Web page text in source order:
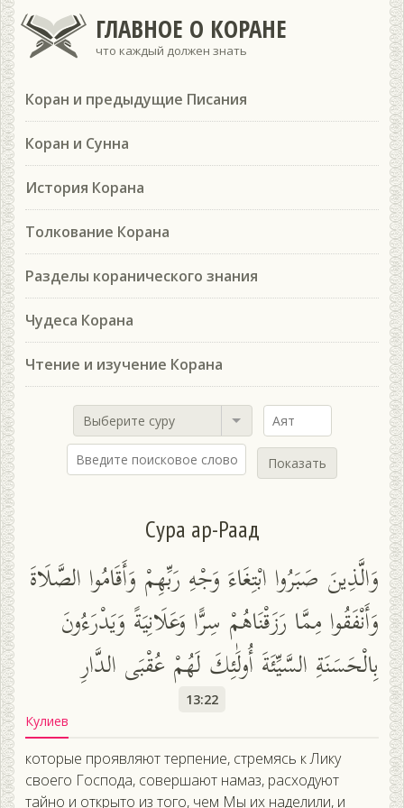
ГЛАВНОЕ О КОРАНЕ
что каждый должен знать
Коран и предыдущие Писания
Коран и Сунна
История Корана
Толкование Корана
Разделы коранического знания
Чудеса Корана
Чтение и изучение Корана
Выберите суру
Показать
Сура ар-Раад
وَالَّذِينَ صَبَرُوا ابْتِغَاءَ وَجْهِ رَبِّهِمْ وَأَقَامُوا الصَّلَاةَ
وَأَنْفَقُوا مِمَّا رَزَقْنَاهُمْ سِرًّا وَعَلَانِيَةً وَيَدْرَءُونَ
بِالْحَسَنَةِ السَّيِّئَةَ أُولَٰئِكَ لَهُمْ عُقْبَى الدَّارِ
13:22
Кулиев
которые проявляют терпение, стремясь к Лику
своего Господа, совершают намаз, расходуют
тайно и открыто из того, чем Мы их наделили, и